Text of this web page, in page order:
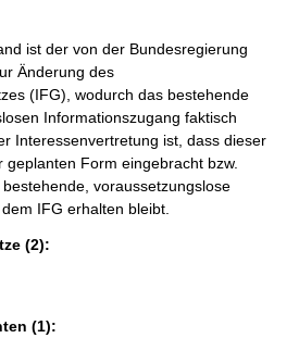
ist der von der Bundesregierung
Änderung des
(IFG), wodurch das bestehende
Informationszugang faktisch
Interessenvertretung ist, dass dieser
Form eingebracht bzw.
voraussetzungslose
IFG erhalten bleibt.
(2):
(1):